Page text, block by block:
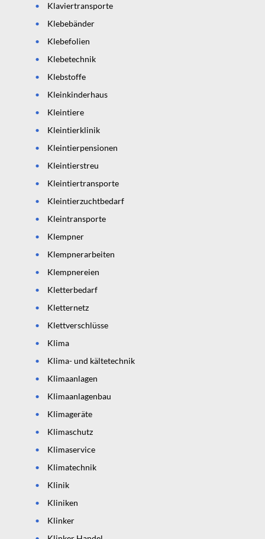
Klaviertransporte
Klebebänder
Klebefolien
Klebetechnik
Klebstoffe
Kleinkinderhaus
Kleintiere
Kleintierklinik
Kleintierpensionen
Kleintierstreu
Kleintiertransporte
Kleintierzuchtbedarf
Kleintransporte
Klempner
Klempnerarbeiten
Klempnereien
Kletterbedarf
Kletternetz
Klettverschlüsse
Klima
Klima- und kältetechnik
Klimaanlagen
Klimaanlagenbau
Klimageräte
Klimaschutz
Klimaservice
Klimatechnik
Klinik
Kliniken
Klinker